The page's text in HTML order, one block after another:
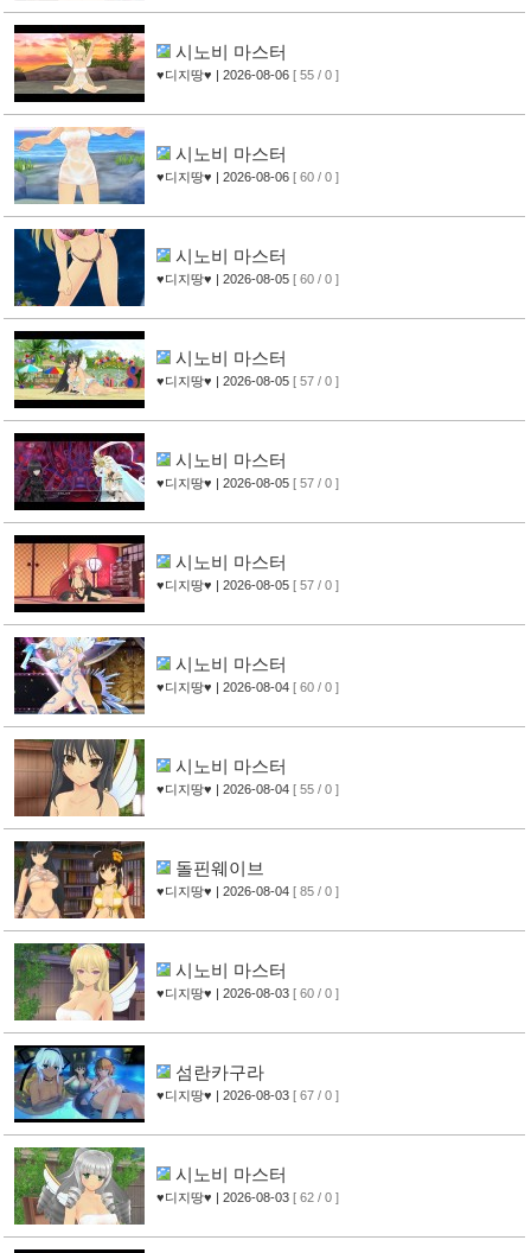
시노비 마스터
♥디지땅♥ | 2026-08-06 [ 55 / 0 ]
시노비 마스터
♥디지땅♥ | 2026-08-06 [ 60 / 0 ]
시노비 마스터
♥디지땅♥ | 2026-08-05 [ 60 / 0 ]
시노비 마스터
♥디지땅♥ | 2026-08-05 [ 57 / 0 ]
시노비 마스터
♥디지땅♥ | 2026-08-05 [ 57 / 0 ]
시노비 마스터
♥디지땅♥ | 2026-08-05 [ 57 / 0 ]
시노비 마스터
♥디지땅♥ | 2026-08-04 [ 60 / 0 ]
시노비 마스터
♥디지땅♥ | 2026-08-04 [ 55 / 0 ]
돌핀웨이브
♥디지땅♥ | 2026-08-04 [ 85 / 0 ]
시노비 마스터
♥디지땅♥ | 2026-08-03 [ 60 / 0 ]
섬란카구라
♥디지땅♥ | 2026-08-03 [ 67 / 0 ]
시노비 마스터
♥디지땅♥ | 2026-08-03 [ 62 / 0 ]